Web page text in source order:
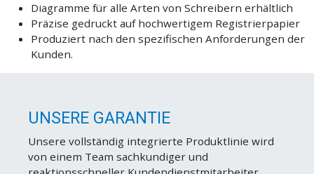
Diagramme für alle Arten von Schreibern erhältlich
Präzise gedruckt auf hochwertigem Registrierpapier
Produziert nach den spezifischen Anforderungen der
Kunden.
UNSERE GARANTIE
Unsere vollständig integrierte Produktlinie wird
von einem Team sachkundiger und